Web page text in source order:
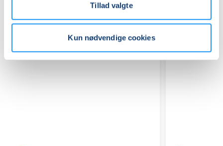
Tillad valgte
Kun nødvendige cookies